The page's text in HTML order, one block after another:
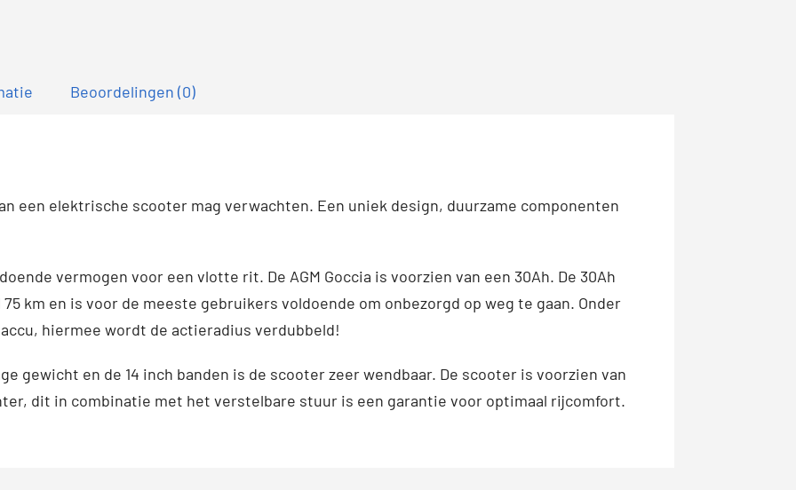
Beoordelingen (0)
een elektrische scooter mag verwachten. Een uniek design, duurzame componenten
vermogen voor een vlotte rit. De AGM Goccia is voorzien van een 30Ah. De 30Ah
km en is voor de meeste gebruikers voldoende om onbezorgd op weg te gaan. Onder
hiermee wordt de actieradius verdubbeld!
gewicht en de 14 inch banden is de scooter zeer wendbaar. De scooter is voorzien van
dit in combinatie met het verstelbare stuur is een garantie voor optimaal rijcomfort.